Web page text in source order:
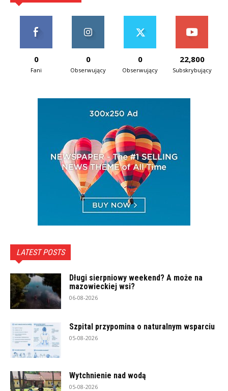
0
Fani
0
Obserwujący
0
Obserwujący
22,800
Subskrybujący
LATEST POSTS
Długi sierpniowy weekend? A może na
mazowieckiej wsi?
06-08-2026
Szpital przypomina o naturalnym wsparciu
05-08-2026
Wytchnienie nad wodą
05-08-2026